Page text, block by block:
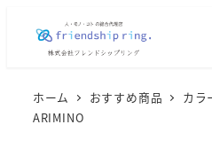
ホーム おすすめ商品
カラ
ARIMINO